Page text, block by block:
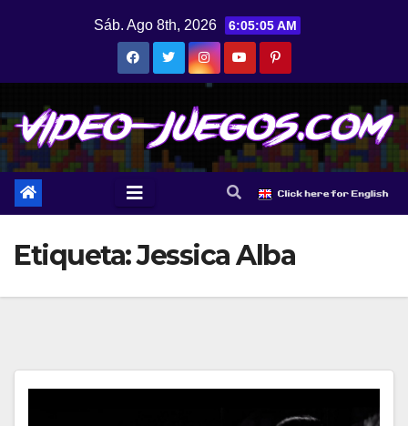
Sáb. Ago 8th, 2026 6:05:05 AM
Etiqueta:Jessica Alba